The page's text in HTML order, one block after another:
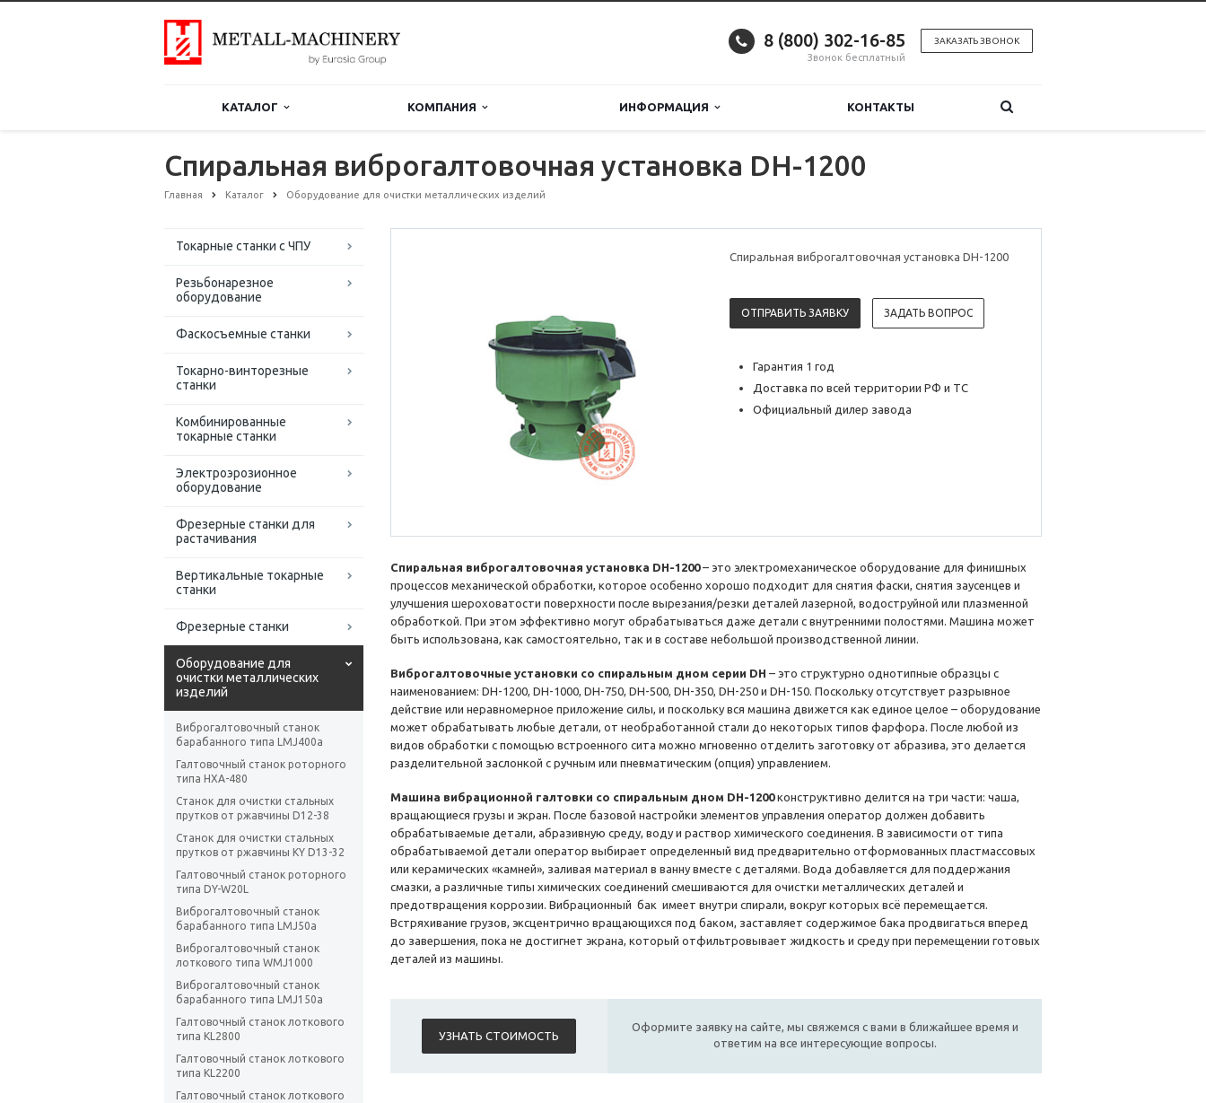
ЗАКАЗАТЬ ЗВОНОК
8 (800) 302-16-85
Звонок бесплатный
КАТАЛОГ КОМПАНИЯ ИНФОРМАЦИЯ КОНТАКТЫ
Спиральная виброгалтовочная установка DH-1200
Главная Каталог Оборудование для очистки металлических изделий
Токарные станки с ЧПУ
Резьбонарезное
оборудование
Фаскосъемные станки
Токарно-винторезные
станки
Комбинированные
токарные станки
Электроэрозионное
оборудование
Фрезерные станки для
растачивания
Вертикальные токарные
станки
Фрезерные станки
Оборудование для
очистки металлических
изделий
Виброгалтовочный станок
барабанного типа LMJ400a
Галтовочный станок роторного
типа HXA-480
Станок для очистки стальных
прутков от ржавчины D12-38
Станок для очистки стальных
прутков от ржавчины KY D13-32
Галтовочный станок роторного
типа DY-W20L
Виброгалтовочный станок
барабанного типа LMJ50a
Виброгалтовочный станок
лоткового типа WMJ1000
Виброгалтовочный станок
барабанного типа LMJ150a
Галтовочный станок лоткового
типа KL2800
Галтовочный станок лоткового
типа KL2200
Галтовочный станок лоткового
Спиральная виброгалтовочная установка DH-1200
ОТПРАВИТЬ ЗАЯВКУ ЗАДАТЬ ВОПРОС
Гарантия 1 год
Доставка по всей территории РФ и ТС
Официальный дилер завода
Спиральная виброгалтовочная установка DH-1200– это электромеханическое оборудование для финишных
процессов механической обработки, которое особенно хорошо подходит для снятия фаски, снятия заусенцев и
улучшения шероховатости поверхности после вырезания/резки деталей лазерной, водоструйной или плазменной
обработкой. При этом эффективно могут обрабатываться даже детали с внутренними полостями. Машина может
быть использована, как самостоятельно, так и в составе небольшой производственной линии.
Виброгалтовочные установки со спиральным дном серии DH – это структурно однотипные образцы с
наименованием: DH-1200, DH-1000, DH-750, DH-500, DH-350, DH-250 и DH-150. Поскольку отсутствует разрывное
действие или неравномерное приложение силы, и поскольку вся машина движется как единое целое – оборудование
может обрабатывать любые детали, от необработанной стали до некоторых типов фарфора. После любой из
видов обработки с помощью встроенного сита можно мгновенно отделить заготовку от абразива, это делается
разделительной заслонкой с ручным или пневматическим (опция) управлением.
Машина вибрационной галтовки со спиральным дном DH-1200конструктивно делится на три части: чаша,
вращающиеся грузы и экран. После базовой настройки элементов управления оператор должен добавить
обрабатываемые детали, абразивную среду, воду и раствор химического соединения. В зависимости от типа
обрабатываемой детали оператор выбирает определенный вид предварительно отформованных пластмассовых
или керамических «камней», заливая материал в ванну вместе с деталями. Вода добавляется для поддержания
смазки, а различные типы химических соединений смешиваются для очистки металлических деталей и
предотвращения коррозии. Вибрационный бак имеет внутри спирали, вокруг которых всё перемещается.
Встряхивание грузов, эксцентрично вращающихся под баком, заставляет содержимое бака продвигаться вперед
до завершения, пока не достигнет экрана, который отфильтровывает жидкость и среду при перемещении готовых
деталей из машины.
УЗНАТЬ СТОИМОСТЬ
Оформите заявку на сайте, мы свяжемся с вами в ближайшее время и
ответим на все интересующие вопросы.